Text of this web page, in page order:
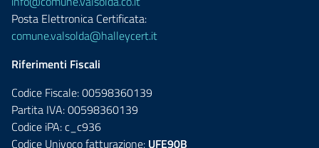
Posta Elettronica Certificata:
comune.valsolda@halleycert.it
Riferimenti Fiscali
Codice Fiscale: 00598360139
Partita IVA: 00598360139
Codice iPA: c_c936
Codice Univoco fatturazione: UFE90B